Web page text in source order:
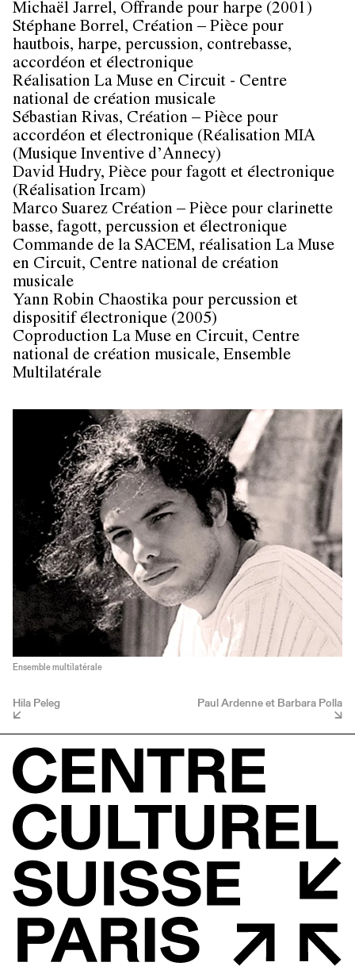
Michaël Jarrel, Offrande pour harpe (2001)
Stéphane Borrel, Création – Pièce pour
hautbois, harpe, percussion, contrebasse,
accordéon et électronique
Réalisation La Muse en Circuit - Centre
national de création musicale
Sébastian Rivas, Création – Pièce pour
accordéon et électronique (Réalisation MIA
(Musique Inventive d’Annecy)
David Hudry, Pièce pour fagott et électronique
(Réalisation Ircam)
Marco Suarez Création – Pièce pour clarinette
basse, fagott, percussion et électronique
Commande de la SACEM, réalisation La Muse
en Circuit, Centre national de création
musicale
Yann Robin Chaostika pour percussion et
dispositif électronique (2005)
Coproduction La Muse en Circuit, Centre
national de création musicale, Ensemble
Multilatérale
Ensemble multilatérale
Hila Peleg Paul Ardenne et Barbara Polla